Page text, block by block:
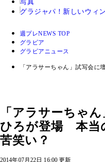
写真
グラジャパ！ 新しいウィ
週プレNEWS TOP
グラビア
グラビアニュース
「アラサーちゃん」試写会
「アラサーちゃ
ひろが登場 本当
苦笑い？
2014年07月22日 16:00 更新